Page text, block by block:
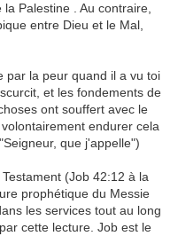
la Palestine
Au contraire,
entre Dieu et le Mal
par la peur quand il a vu toi
et les fondements de
ont souffert avec le
volontairement endurer cela
"Seigneur, que j'appelle")
(Job 42:12 à la
prophétique du Messie
les services tout au long
cette lecture Job est le